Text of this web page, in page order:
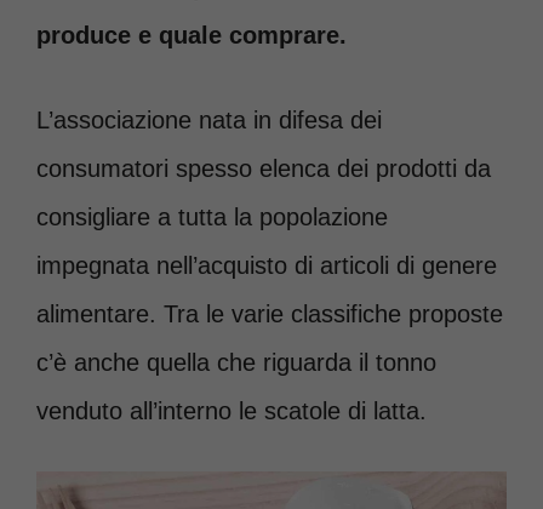
produce e quale comprare.
L’associazione nata in difesa dei
consumatori spesso elenca dei prodotti da
consigliare a tutta la popolazione
impegnata nell’acquisto di articoli di genere
alimentare. Tra le varie classifiche proposte
c’è anche quella che riguarda il tonno
venduto all’interno le scatole di latta.